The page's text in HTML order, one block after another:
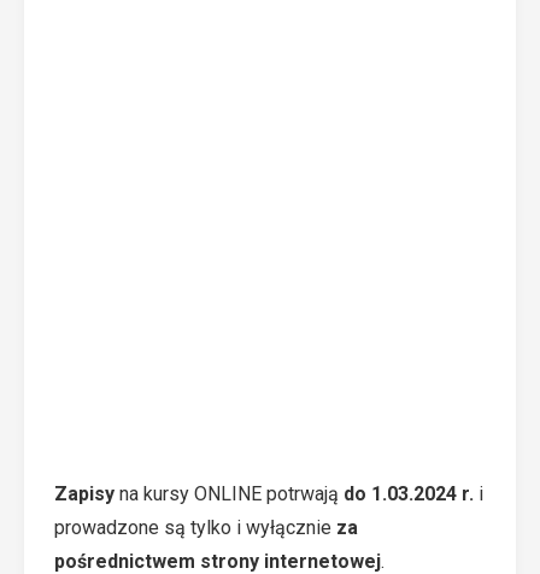
Zapisy na kursy ONLINE potrwają do 1.03.2024 r. i
prowadzone są tylko i wyłącznie za
pośrednictwem strony internetowej.